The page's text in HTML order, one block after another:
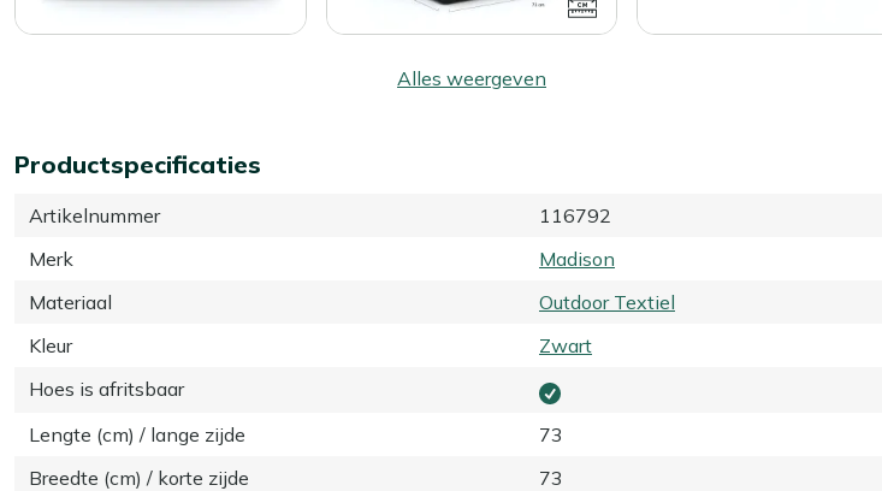
Alles weergeven
Productspecificaties
Artikelnummer
116792
Merk
Madison
Materiaal
Outdoor Textiel
Kleur
Zwart
Hoes is afritsbaar
Lengte (cm) / lange zijde
73
Breedte (cm) / korte zijde
73